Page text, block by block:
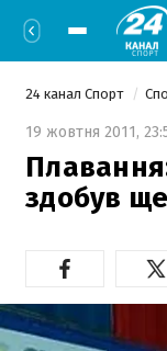
24 канал Спорт
19 жовтня 2011,
здобув